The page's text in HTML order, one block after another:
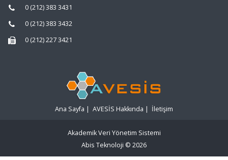
0 (212) 383 3431
0 (212) 383 3432
0 (212) 227 3421
Ana Sayfa | AVESİS Hakkında | İletişim
Akademik Veri Yönetim Sistemi
Abis Teknoloji © 2026